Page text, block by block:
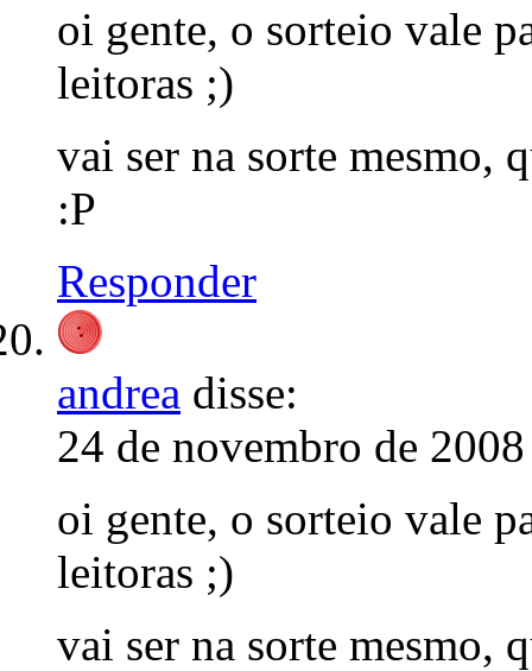
oi gente, o sorteio vale
leitoras ;)
vai ser na sorte mesmo,
:P
Responder
andrea disse:
24 de novembro de
oi gente, o sorteio vale
leitoras ;)
vai ser na sorte mesmo,